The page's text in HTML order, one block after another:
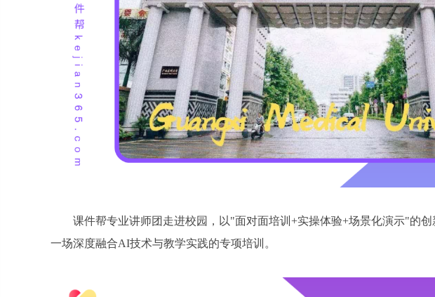
课件帮专业讲师团走进校园，以"面对面培训+实操体验+场景化演示"的
一场深度融合AI技术与教学实践的专项培训。